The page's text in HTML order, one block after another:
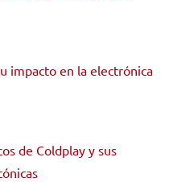
impacto en la electrónica
de Coldplay y sus